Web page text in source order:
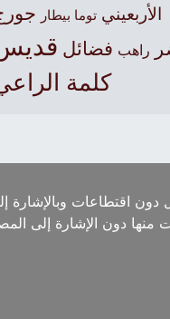
الأربعيني توما بيطار
راهب فضائل
كلمة
دون اقتطاعات وبالإشارة
دون الإشارة إلى